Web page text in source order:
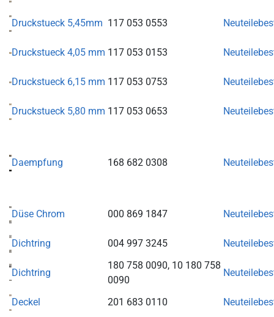
Druckstueck 5,45mm 117 053 0553
Druckstueck 4,05 mm 117 053 0153
Druckstueck 6,15 mm 117 053 0753
Druckstueck 5,80 mm 117 053 0653
Daempfung 168 682 0308
Düse Chrom 000 869 1847
Dichtring 004 997 3245
Dichtring
180 758 0090, 10 180 758
0090
Deckel 201 683 0110